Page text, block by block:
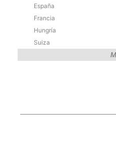
España
Francia
Hungría
Suiza